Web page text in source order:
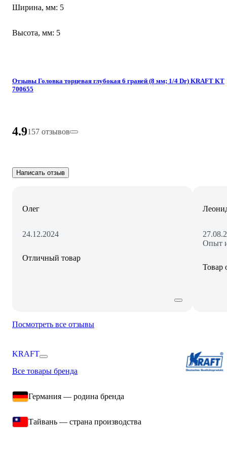
Ширина, мм: 5
Высота, мм: 5
Отзывы Головка торцевая глубокая 6 граней (8 мм; 1/4 Dr) KRAFT KT
700655
4.9157 отзывов
Написать отзыв
Олег
24.12.2024
Отличный товар
Опыт
Товар
Посмотреть все отзывы
KRAFT
Все товары бренда
Германия — родина бренда
Тайвань — страна производства